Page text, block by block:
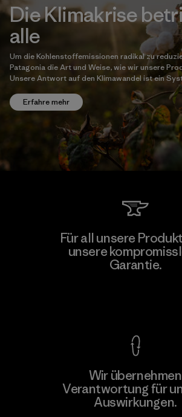
Die Klimakrise
alle
Um die Kohlenstoffemissionen radikal zu
Patagonia die Art und Weise, wie wir unsere
Unsere Antwort auf den Klimawandel ist ein
Erfahre mehr
Für all unsere
unsere
Garantie.
Wir übernehmen
Verantwortung für
Auswirkungen.